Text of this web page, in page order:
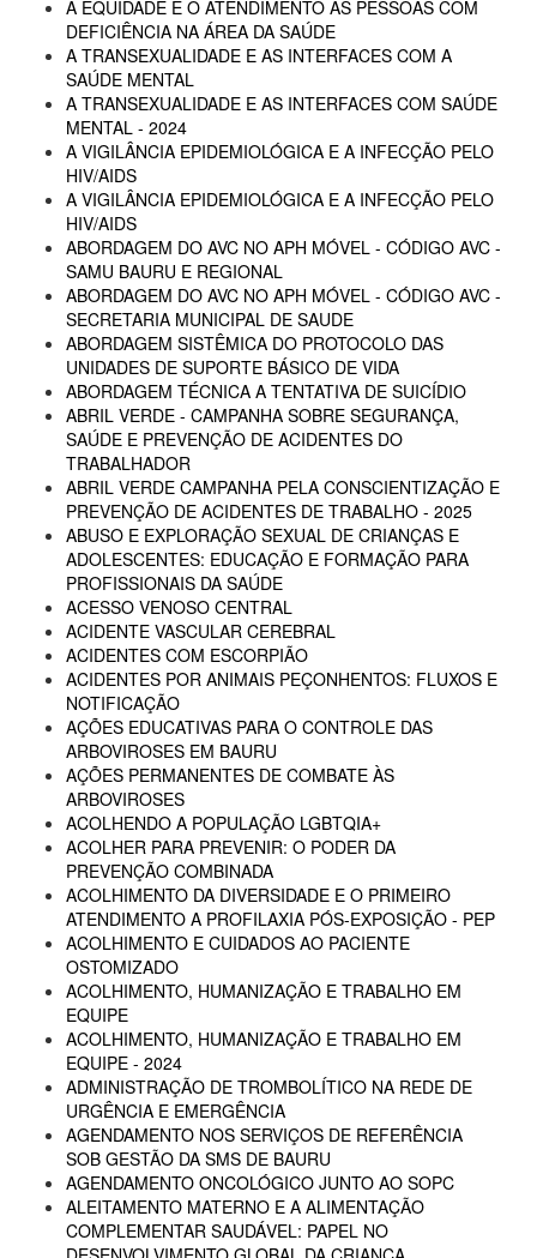
A EQUIDADE E O ATENDIMENTO ÀS PESSOAS COM
DEFICIÊNCIA NA ÁREA DA SAÚDE
A TRANSEXUALIDADE E AS INTERFACES COM A
SAÚDE MENTAL
A TRANSEXUALIDADE E AS INTERFACES COM SAÚDE
MENTAL - 2024
A VIGILÂNCIA EPIDEMIOLÓGICA E A INFECÇÃO PELO
HIV/AIDS
A VIGILÂNCIA EPIDEMIOLÓGICA E A INFECÇÃO PELO
HIV/AIDS
ABORDAGEM DO AVC NO APH MÓVEL - CÓDIGO AVC -
SAMU BAURU E REGIONAL
ABORDAGEM DO AVC NO APH MÓVEL - CÓDIGO AVC -
SECRETARIA MUNICIPAL DE SAUDE
ABORDAGEM SISTÊMICA DO PROTOCOLO DAS
UNIDADES DE SUPORTE BÁSICO DE VIDA
ABORDAGEM TÉCNICA A TENTATIVA DE SUICÍDIO
ABRIL VERDE - CAMPANHA SOBRE SEGURANÇA,
SAÚDE E PREVENÇÃO DE ACIDENTES DO
TRABALHADOR
ABRIL VERDE CAMPANHA PELA CONSCIENTIZAÇÃO E
PREVENÇÃO DE ACIDENTES DE TRABALHO - 2025
ABUSO E EXPLORAÇÃO SEXUAL DE CRIANÇAS E
ADOLESCENTES: EDUCAÇÃO E FORMAÇÃO PARA
PROFISSIONAIS DA SAÚDE
ACESSO VENOSO CENTRAL
ACIDENTE VASCULAR CEREBRAL
ACIDENTES COM ESCORPIÃO
ACIDENTES POR ANIMAIS PEÇONHENTOS: FLUXOS E
NOTIFICAÇÃO
AÇÕES EDUCATIVAS PARA O CONTROLE DAS
ARBOVIROSES EM BAURU
AÇÕES PERMANENTES DE COMBATE ÀS
ARBOVIROSES
ACOLHENDO A POPULAÇÃO LGBTQIA+
ACOLHER PARA PREVENIR: O PODER DA
PREVENÇÃO COMBINADA
ACOLHIMENTO DA DIVERSIDADE E O PRIMEIRO
ATENDIMENTO A PROFILAXIA PÓS-EXPOSIÇÃO - PEP
ACOLHIMENTO E CUIDADOS AO PACIENTE
OSTOMIZADO
ACOLHIMENTO, HUMANIZAÇÃO E TRABALHO EM
EQUIPE
ACOLHIMENTO, HUMANIZAÇÃO E TRABALHO EM
EQUIPE - 2024
ADMINISTRAÇÃO DE TROMBOLÍTICO NA REDE DE
URGÊNCIA E EMERGÊNCIA
AGENDAMENTO NOS SERVIÇOS DE REFERÊNCIA
SOB GESTÃO DA SMS DE BAURU
AGENDAMENTO ONCOLÓGICO JUNTO AO SOPC
ALEITAMENTO MATERNO E A ALIMENTAÇÃO
COMPLEMENTAR SAUDÁVEL: PAPEL NO